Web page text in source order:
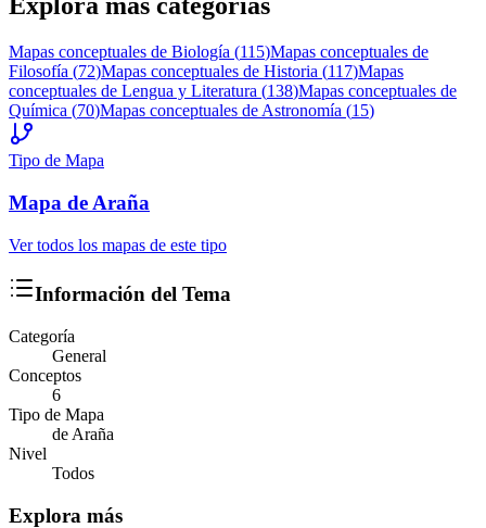
Explora más categorías
Mapas conceptuales de Biología (115)Mapas conceptuales de
Filosofía (72)Mapas conceptuales de Historia (117)Mapas
conceptuales de Lengua y Literatura (138)Mapas conceptuales de
Química (70)Mapas conceptuales de Astronomía (15)
Tipo de Mapa
Mapa de Araña
Ver todos los mapas de este tipo
Información del Tema
Categoría
General
Conceptos
6
Tipo de Mapa
de Araña
Nivel
Todos
Explora más